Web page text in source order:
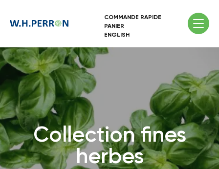
COMMANDE RAPIDE
PANIER
ENGLISH
Collection fines
herbes